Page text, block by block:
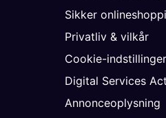
Sikker
Privatliv & vilkår
Cookie-indstillinger
Digital Services
Annonceoplysning